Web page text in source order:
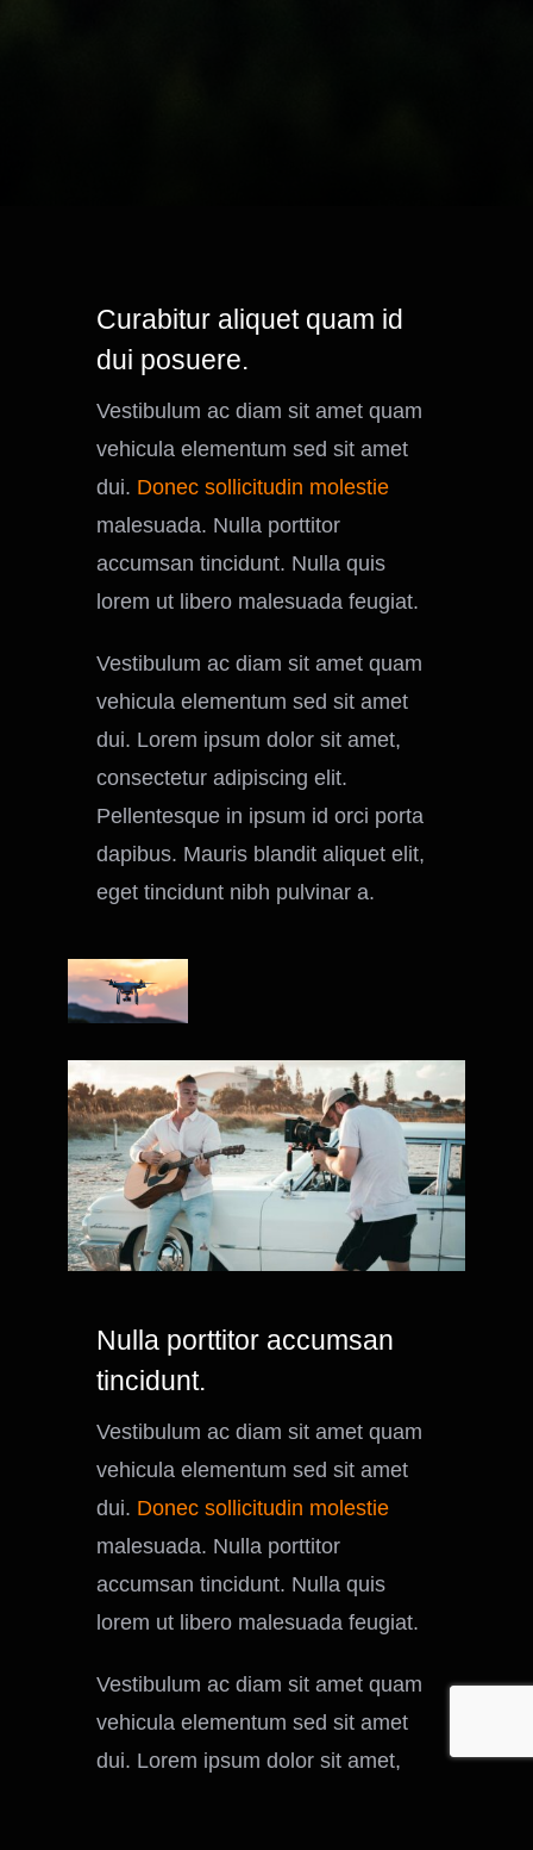
Curabitur aliquet quam id
dui posuere.
Vestibulum ac diam sit amet quam
vehicula elementum sed sit amet
dui. Donec sollicitudin molestie
malesuada. Nulla porttitor
accumsan tincidunt. Nulla quis
lorem ut libero malesuada feugiat.
Vestibulum ac diam sit amet quam
vehicula elementum sed sit amet
dui. Lorem ipsum dolor sit amet,
consectetur adipiscing elit.
Pellentesque in ipsum id orci porta
dapibus. Mauris blandit aliquet elit,
eget tincidunt nibh pulvinar a.
Nulla porttitor accumsan
tincidunt.
Vestibulum ac diam sit amet quam
vehicula elementum sed sit amet
dui. Donec sollicitudin molestie
malesuada. Nulla porttitor
accumsan tincidunt. Nulla quis
lorem ut libero malesuada feugiat.
Vestibulum ac diam sit amet quam
vehicula elementum sed sit amet
dui. Lorem ipsum dolor sit amet,